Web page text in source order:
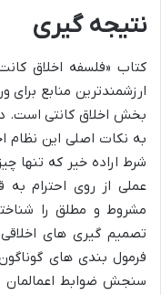
نتیجه گیری
کتاب «فلسفه اخلاق
ارزشمندترین منابع
بخش اخلاق کانتی است.
به نکات اصلی این نظام
شرط اراده خیر که تنها
عملی از روی احترام به
مشروط و مطلق را
تصمیم گیری های
فرمول بندی های
سنجش ضوابط اعمالمان